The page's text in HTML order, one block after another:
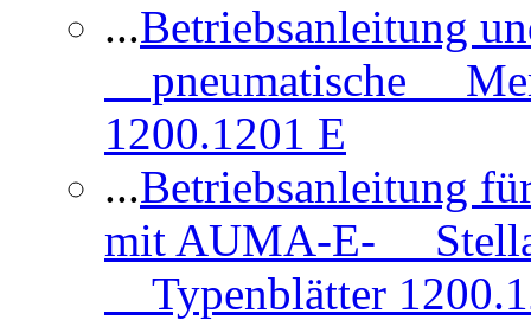
...Betriebsanleitung
pneumatische
1200.1201 E
...Betriebsanleitung
mit AUMA-E-
Typenblätter